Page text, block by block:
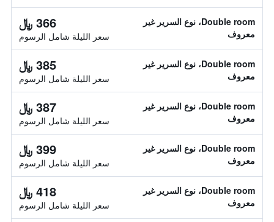
Double room، نوع السرير غير
معروف
366 ﷼
سعر الليلة شامل الرسوم
Double room، نوع السرير غير
معروف
385 ﷼
سعر الليلة شامل الرسوم
Double room، نوع السرير غير
معروف
387 ﷼
سعر الليلة شامل الرسوم
Double room، نوع السرير غير
معروف
399 ﷼
سعر الليلة شامل الرسوم
Double room، نوع السرير غير
معروف
418 ﷼
سعر الليلة شامل الرسوم